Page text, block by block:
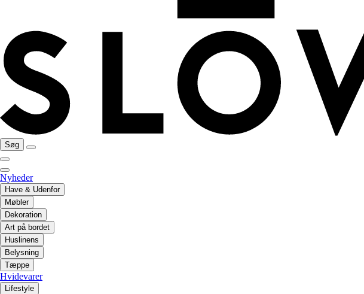
Søg
Nyheder
Have & Udenfor
Møbler
Dekoration
Art på bordet
Huslinens
Belysning
Tæppe
Hvidevarer
Lifestyle